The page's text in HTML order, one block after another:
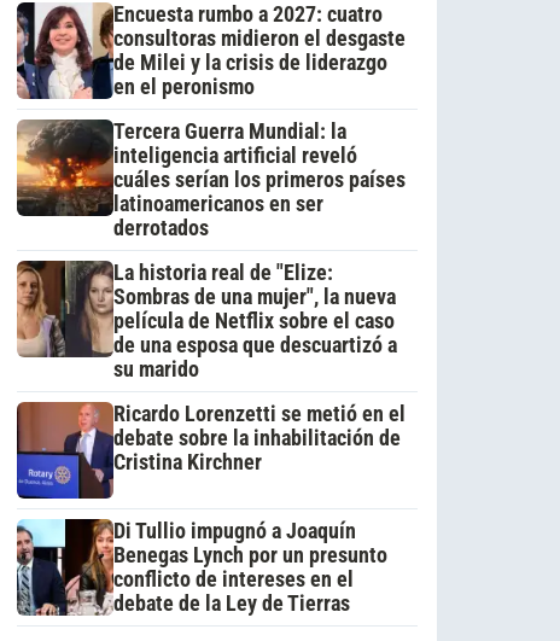
Encuesta rumbo a 2027: cuatro
consultoras midieron el desgaste
de Milei y la crisis de liderazgo
en el peronismo
Tercera Guerra Mundial: la
inteligencia artificial reveló
cuáles serían los primeros países
latinoamericanos en ser
derrotados
La historia real de "Elize:
Sombras de una mujer", la nueva
película de Netflix sobre el caso
de una esposa que descuartizó a
su marido
Ricardo Lorenzetti se metió en el
debate sobre la inhabilitación de
Cristina Kirchner
Di Tullio impugnó a Joaquín
Benegas Lynch por un presunto
conflicto de intereses en el
debate de la Ley de Tierras